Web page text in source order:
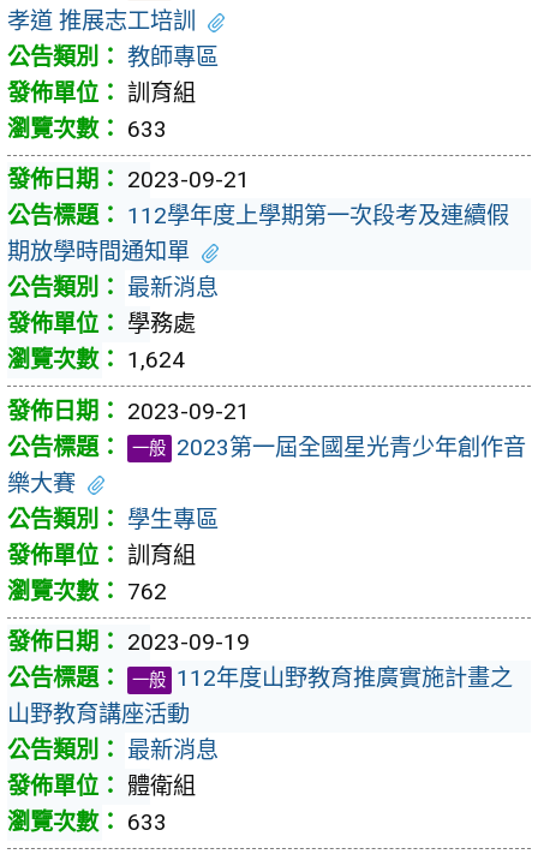
孝道 推展志工培訓
教師專區
訓育組
633
2023-09-21
112學年度上學期第一次段考及連續假
期放學時間通知單
最新消息
學務處
1,624
2023-09-21
一般 2023第一屆全國星光青少年創作音
樂大賽
學生專區
訓育組
762
2023-09-19
一般 112年度山野教育推廣實施計畫之
山野教育講座活動
最新消息
體衛組
633